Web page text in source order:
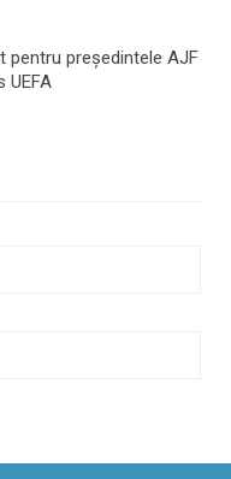
pentru preşedintele AJF
UEFA